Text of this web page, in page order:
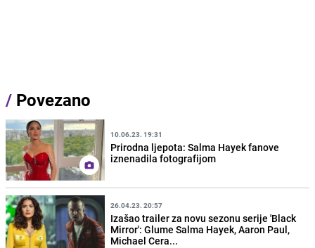
/ Povezano
10.06.23. 19:31
Prirodna ljepota: Salma Hayek fanove
iznenadila fotografijom
26.04.23. 20:57
Izašao trailer za novu sezonu serije 'Black
Mirror': Glume Salma Hayek, Aaron Paul,
Michael Cera...